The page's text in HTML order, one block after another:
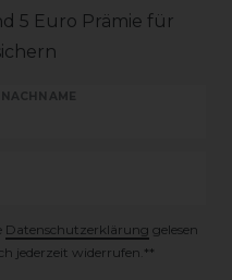
5 Euro Prämie für
NACHNAME
Daten­schutz­erklärung gelesen
jederzeit widerrufen.**